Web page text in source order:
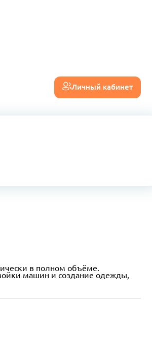
Личный кабинет
в полном объёме.
машин и создание одежды,